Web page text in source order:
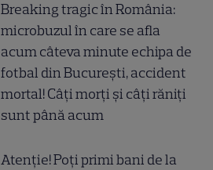
Breaking tragic în România:
microbuzul în care se afla
acum câteva minute echipa de
fotbal din București, accident
mortal! Câți morți și câți răniți
sunt până acum
Atenție! Poți primi bani de la